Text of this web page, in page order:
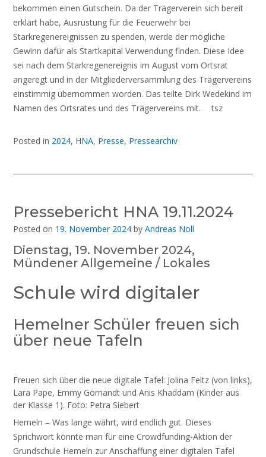
bekommen einen Gutschein. Da der Trägerverein sich bereit
erklärt habe, Ausrüstung für die Feuerwehr bei
Starkregenereignissen zu spenden, werde der mögliche
Gewinn dafür als Startkapital Verwendung finden. Diese Idee
sei nach dem Starkregenereignis im August vom Ortsrat
angeregt und in der Mitgliederversammlung des Trägervereins
einstimmig übernommen worden. Das teilte Dirk Wedekind im
Namen des Ortsrates und des Trägervereins mit. tsz
Posted in 2024, HNA, Presse, Pressearchiv
Pressebericht HNA 19.11.2024
Posted on 19. November 2024 by Andreas Noll
Dienstag, 19. November 2024,
Mündener Allgemeine / Lokales
Schule wird digitaler
Hemelner Schüler freuen sich
über neue Tafeln
Freuen sich über die neue digitale Tafel: Jolina Feltz (von links),
Lara Pape, Emmy Görnandt und Anis Khaddam (Kinder aus
der Klasse 1). Foto: Petra Siebert
Hemeln – Was lange währt, wird endlich gut. Dieses
Sprichwort könnte man für eine Crowdfunding-Aktion der
Grundschule Hemeln zur Anschaffung einer digitalen Tafel